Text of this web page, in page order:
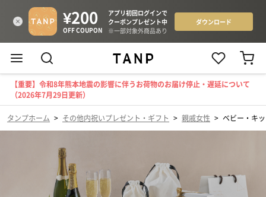
【重要】令和8年熊本地震の影響に伴うお荷物のお届け停止・遅延について
（2026年7月29日更新）
タンプホーム > その他内祝いプレゼント・ギフト > 親戚女性 > ベビー・キ